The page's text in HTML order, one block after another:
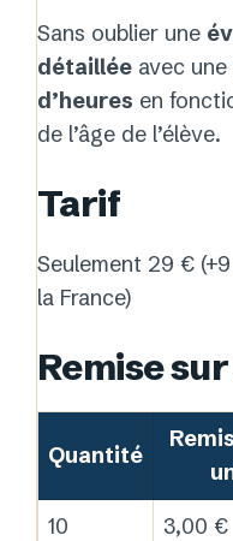
Sans oublier une
détaillée avec une
d’heures en
de l’âge de l’élève.
Tarif
Seulement 29 €
la France)
Remise
Quantité
10
3,00 €